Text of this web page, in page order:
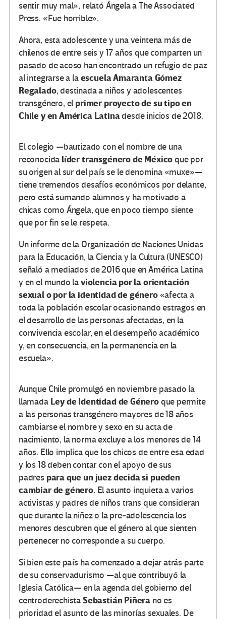
sentir muy mal», relató Ángela a The Associated
Press. «Fue horrible».
Ahora, esta adolescente y una veintena más de
chilenos de entre seis y 17 años que comparten un
pasado de acoso han encontrado un refugio de paz
al integrarse a laescuela Amaranta Gómez
Regalado, destinada a niños y adolescentes
transgénero, el primer proyecto de su tipo en
Chile y en América Latinadesde inicios de 2018.
El colegio —bautizado con el nombre de una
reconocida líder transgénero de Méxicoque por
su origen al sur del país se le denomina «muxe»—
tiene tremendos desafíos económicos por delante,
pero está sumando alumnos y ha motivado a
chicas como Ángela, que en poco tiempo siente
que por fin se le respeta.
Un informe de la Organización de Naciones Unidas
para la Educación, la Ciencia y la Cultura (UNESCO)
señaló a mediados de 2016 que en América Latina
y en el mundo laviolencia por la orientación
sexual o por la identidad de género«afecta a
toda la población escolar ocasionando estragos en
el desarrollo de las personas afectadas, en la
convivencia escolar, en el desempeño académico
y, en consecuencia, en la permanencia en la
escuela».
Aunque Chile promulgó en noviembre pasado la
llamada Ley de Identidad de Géneroque permite
a las personas transgénero mayores de 18 años
cambiarse el nombre y sexo en su acta de
nacimiento, la norma excluye a los menores de 14
años. Ello implica que los chicos de entre esa edad
y los 18 deben contar con el apoyo de sus
padres para que un juez decida si pueden
cambiar de género. El asunto inquieta a varios
activistas y padres de niños trans que consideran
que durante la niñez o la pre-adolescencia los
menores descubren que el género al que sienten
pertenecer no corresponde a su cuerpo.
Si bien este país ha comenzado a dejar atrás parte
de su conservadurismo —al que contribuyó la
Iglesia Católica— en la agenda del gobierno del
centroderechistaSebastián Piñera no es
prioridad el asunto de las minorías sexuales. De